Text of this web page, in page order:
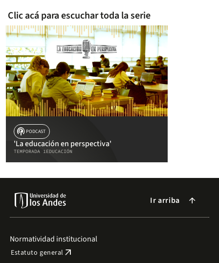
Clic acá para escuchar toda la serie
podcasts PODCAST
'La educación en perspectiva'
TEMPORADA 1EDUCACIÓN
Ir arriba arrow_forward
Normatividad institucional
Estatuto general arrow_outward